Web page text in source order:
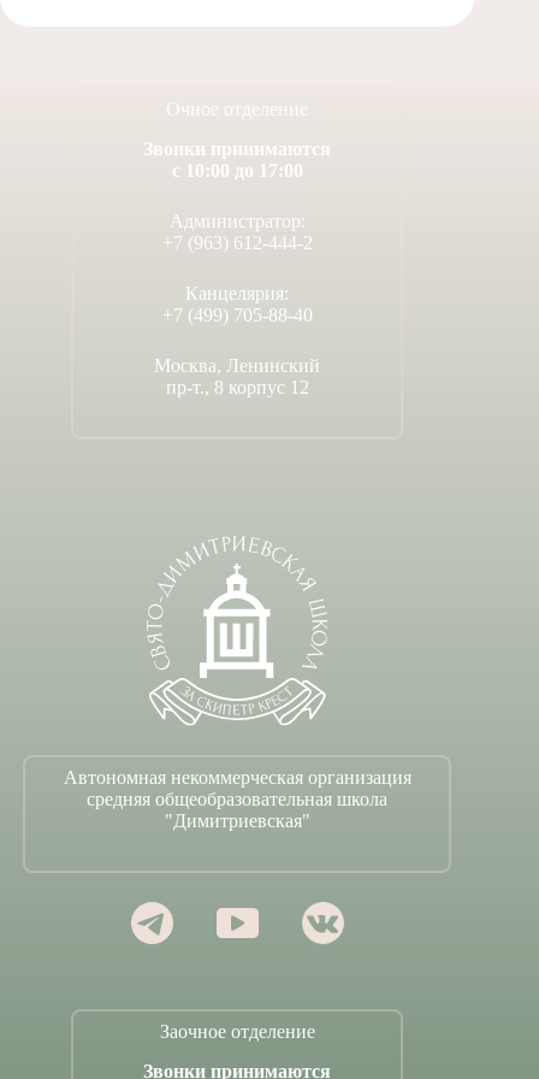
Очное отделение
Звонки принимаются
с 10:00 до 17:00
Администратор:
+7 (963) 612-444-2
Канцелярия:
+7 (499) 705-88-40
Москва, Ленинский
пр-т., 8 корпус 12
Автономная некоммерческая организация
средняя общеобразовательная школа
"Димитриевская"
Заочное отделение
Звонки принимаются